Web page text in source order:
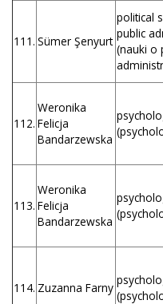
111. Sümer Şenyurt
political
public
(nauki o
112.
Weronika
Felicja
Bandarzewska
113.
Weronika
Felicja
Bandarzewska
114. Zuzanna Farny